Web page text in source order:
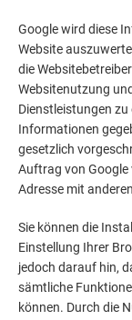
Google wird diese
Website
die
Websitenutzung
Dienstleistungen
Informationen
gesetzlich
Auftrag von Google
Adresse mit
Sie können die
Einstellung Ihrer
jedoch darauf hin,
sämtliche
können. Durch die